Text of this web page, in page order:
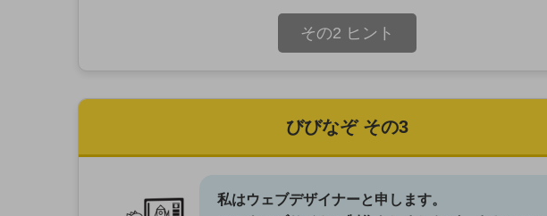
その2 ヒント
びびなぞ その3
私はウェブデザイナーと申します。